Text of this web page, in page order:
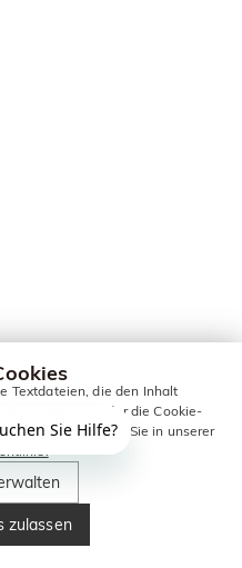
Textdateien, die den Inhalt
zulassen oder die Cookie-
erhalten Sie in unserer
zulassen